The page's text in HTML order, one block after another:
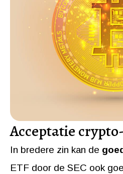
Acceptatie
In bredere zin kan de
ETF door de SEC ook